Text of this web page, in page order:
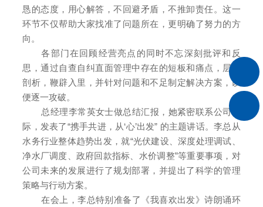
恳的态度，用心解答，不回避矛盾，不推卸责任。这一
环节不仅帮助大家找准了问题所在，更明确了努力的方
向。
各部门在回顾经营亮点的同时不忘深刻批评和反
思，通过自查自纠直面管理中存在的短板和痛点，层层
剖析，鞭辟入里，并针对问题和不足制定解决方案，以
便逐一攻破。
总经理李常英女士做总结汇报，她紧密联系公司实
际，发表了“携手共进，从‘心’出发” 的主题讲话。李总从
水务行业整体趋势出发，就“光伏建设、深度处理调试、
净水厂调度、政府回款指标、水价调整”等重要事项，对
公司未来的发展进行了规划部署，并提出了科学的管理
策略与行动方案。
在会上，李总特别准备了《我喜欢出发》诗朗诵环